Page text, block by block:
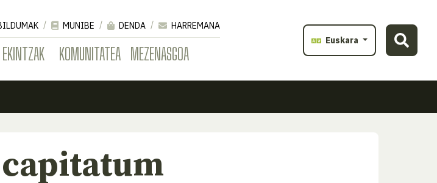
EKINTZAK KOMUNITATEA MEZENASGOA
MUNIBE DENDA
HARREMANA
Euskara